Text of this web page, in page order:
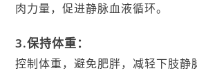
肉力量，促进静脉血液循环。
3.保持体重：
控制体重，避免肥胖，减轻下肢静